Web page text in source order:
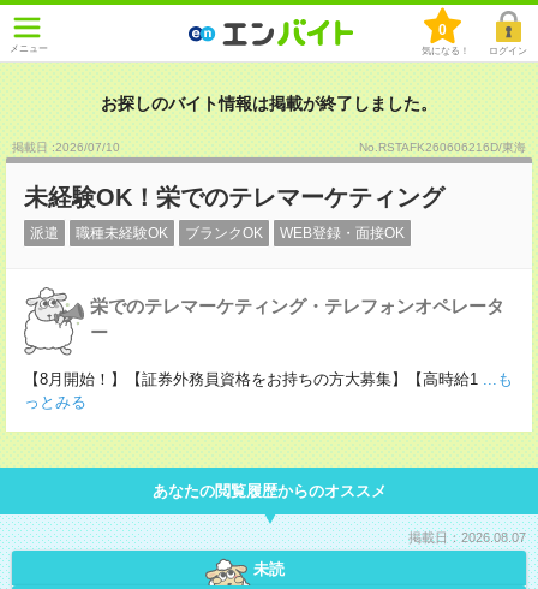
メニュー
0
気になる！ ログイン
お探しのバイト情報は掲載が終了しました。
掲載日 :2026/07/10 No.RSTAFK260606216D/東海
未経験OK！栄でのテレマーケティング
派遣 職種未経験OK ブランクOK WEB登録・面接OK
栄でのテレマーケティング・テレフォンオペレータ
ー
【8月開始！】【証券外務員資格をお持ちの方大募集】【高時給1 ...も
っとみる
あなたの閲覧履歴からのオススメ
掲載日：2026.08.07
未読